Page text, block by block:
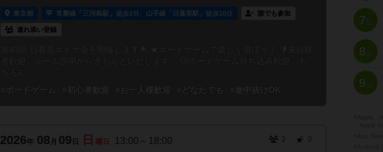
東京都 常磐線「三河島駅」徒歩2分、山手線「日暮里駅」徒歩10分 誰でも参加
連れ添い登録
#ボードゲーム
#初心者歓迎 #お一人様歓迎 #どなたでも #途中抜けOK
2026年 08 月 09 日 曜日 13:00～18:00 2 0
7位
8位
9位